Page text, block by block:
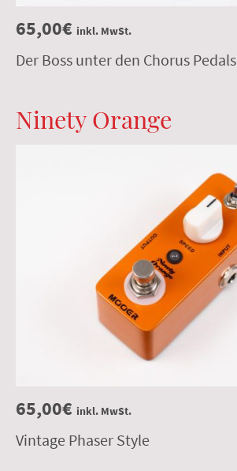
65,00€ inkl. MwSt.
Der Boss unter den Chorus Pedals
Ninety Orange
65,00€ inkl. MwSt.
Vintage Phaser Style